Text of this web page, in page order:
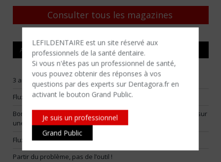
LEFILDENTAIRE est un site réservé aux
professionnels de la santé dentaire.
Si vous n'êtes​ pas un professionnel de santé,
vous pouvez obtenir des réponses à vos
questions par des experts sur Dentagora.fr en
activant le bouton Grand Public.
Je suis un professionnel
Grand Public
Consulter tous les magazines
ARTICLES RÉCENTS
3 arbitrages pour construire un flux numérique vraiment utile
Flux numériques raisonnables : choisir ses batailles
Bone smashing : la Fédération Française d’Orthodontie alerte sur
une tendance virale dangereuse
Flux prothétique numérique : choisir les bonnes indications
Partir du problème, pas de l’outil !